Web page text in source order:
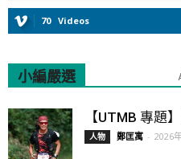
70 Videos
小編嚴選
【UTMB 專題
人物 鄭匡寓 - 2026